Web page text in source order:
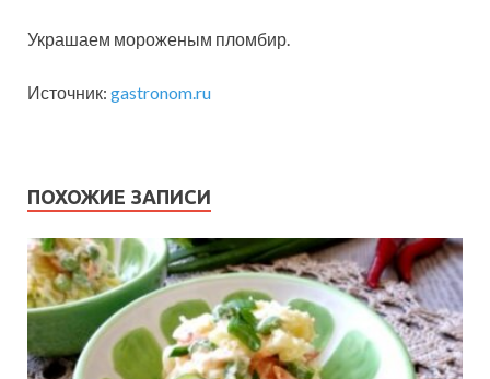
Украшаем мороженым пломбир.
Источник: gastronom.ru
ПОХОЖИЕ ЗАПИСИ